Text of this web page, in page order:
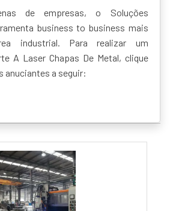
de empresas, o Soluções
business to business mais
industrial. Para realizar um
A Laser Chapas De Metal, clique
anuciantes a seguir: